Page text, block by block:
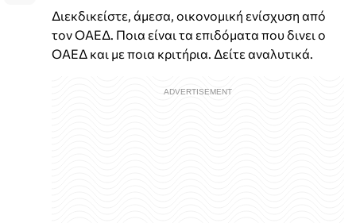
Διεκδικείστε, άμεσα, οικονομική ενίσχυση από
τον ΟΑΕΔ. Ποια είναι τα επιδόματα που δινει ο
ΟΑΕΔ και με ποια κριτήρια. Δείτε αναλυτικά.